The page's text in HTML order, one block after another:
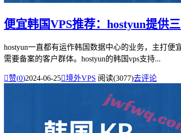
便宜韩国VPS推荐：hostyun提供
hostyun一直都有运作韩国数据中心的业务，主打
需要备案的客户群体。hostyun的韩国vps支持...
赞(0)2024-06-25境外VPS 阅读(3077)去评论